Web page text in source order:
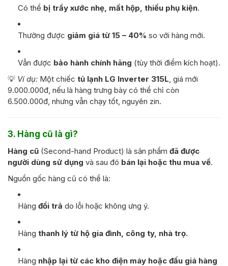
Có thể bị trầy xước nhẹ, mất hộp, thiếu phụ kiện.
Thường được giảm giá từ 15 – 40% so với hàng mới.
Vẫn được bảo hành chính hãng (tùy thời điểm kích hoạt).
💡 Ví dụ: Một chiếc tủ lạnh LG Inverter 315L, giá mới
9.000.000đ, nếu là hàng trưng bày có thể chỉ còn
6.500.000đ, nhưng vẫn chạy tốt, nguyên zin.
3. Hàng cũ là gì?
Hàng cũ (Second-hand Product) là sản phẩm đã được
người dùng sử dụng và sau đó bán lại hoặc thu mua về.
Nguồn gốc hàng cũ có thể là:
Hàng đổi trả do lỗi hoặc không ưng ý.
Hàng thanh lý từ hộ gia đình, công ty, nhà trọ.
Hàng nhập lại từ các kho điện máy hoặc đấu giá hàng